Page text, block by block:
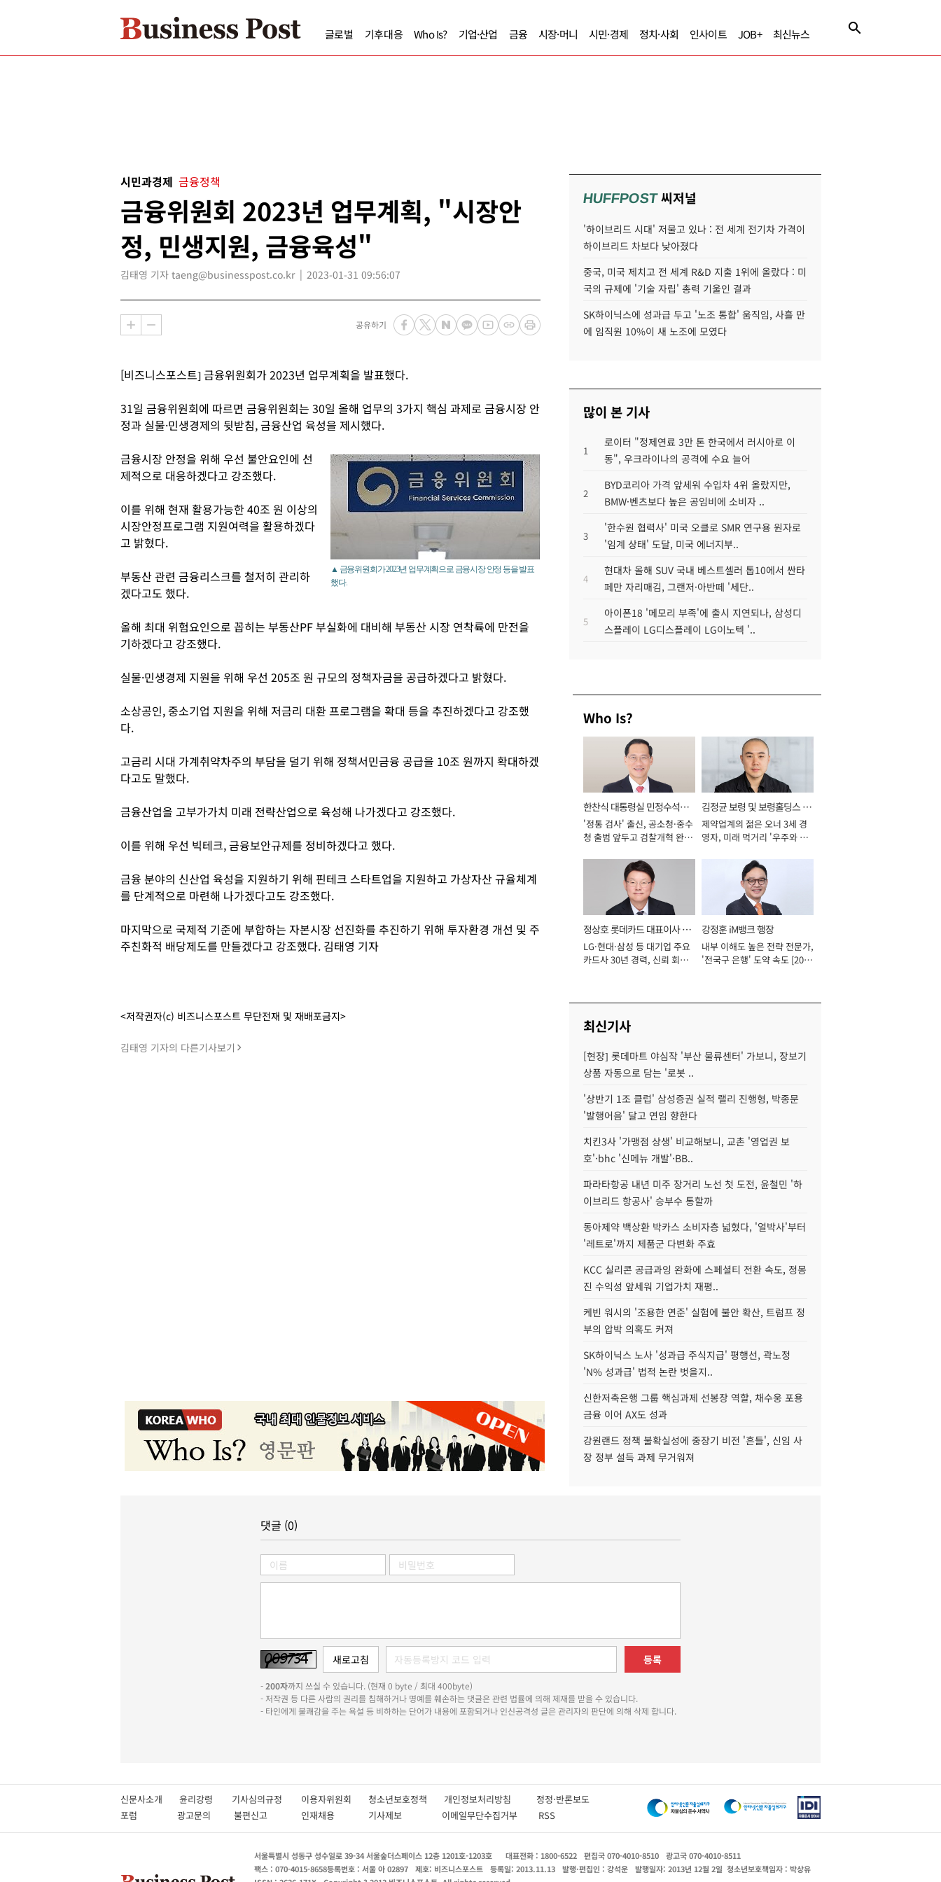
글로벌 기후대응 Who Is? 기업·산업 금융 시장·머니 시민·경제 정치·사회 인사이트 JOB+ 최신뉴스
시민과경제 금융정책
금융위원회 2023년 업무계획, "시장안
정, 민생지원, 금융육성"
김태영 기자 taeng@businesspost.co.kr 2023-01-31 09:56:07
공유하기
[비즈니스포스트] 금융위원회가 2023년 업무계획을 발표했다.
31일 금융위원회에 따르면 금융위원회는 30일 올해 업무의 3가지 핵심 과제로 금융시장 안
정과 실물·민생경제의 뒷받침, 금융산업 육성을 제시했다.
▲ 금융위원회가 2023년 업무계획으로 금융시장 안정 등을 발표
했다.
금융시장 안정을 위해 우선 불안요인에 선
제적으로 대응하겠다고 강조했다.
이를 위해 현재 활용가능한 40조 원 이상의
시장안정프로그램 지원여력을 활용하겠다
고 밝혔다.
부동산 관련 금융리스크를 철저히 관리하
겠다고도 했다.
올해 최대 위험요인으로 꼽히는 부동산PF 부실화에 대비해 부동산 시장 연착륙에 만전을
기하겠다고 강조했다.
실물·민생경제 지원을 위해 우선 205조 원 규모의 정책자금을 공급하겠다고 밝혔다.
소상공인, 중소기업 지원을 위해 저금리 대환 프로그램을 확대 등을 추진하겠다고 강조했
다.
고금리 시대 가계취약차주의 부담을 덜기 위해 정책서민금융 공급을 10조 원까지 확대하겠
다고도 말했다.
금융산업을 고부가가치 미래 전략산업으로 육성해 나가겠다고 강조했다.
이를 위해 우선 빅테크, 금융보안규제를 정비하겠다고 했다.
금융 분야의 신산업 육성을 지원하기 위해 핀테크 스타트업을 지원하고 가상자산 규율체계
를 단계적으로 마련해 나가겠다고도 강조했다.
마지막으로 국제적 기준에 부합하는 자본시장 선진화를 추진하기 위해 투자환경 개선 및 주
주친화적 배당제도를 만들겠다고 강조했다. 김태영 기자
<저작권자(c) 비즈니스포스트 무단전재 및 재배포금지>
김태영 기자의 다른기사보기
HUFFPOST씨저널
'하이브리드 시대' 저물고 있나 : 전 세계 전기차 가격이
하이브리드 차보다 낮아졌다
중국, 미국 제치고 전 세계 R&D 지출 1위에 올랐다 : 미
국의 규제에 '기술 자립' 총력 기울인 결과
SK하이닉스에 성과급 두고 '노조 통합' 움직임, 사흘 만
에 임직원 10%이 새 노조에 모였다
많이 본 기사
1
로이터 "정제연료 3만 톤 한국에서 러시아로 이
동", 우크라이나의 공격에 수요 늘어
2
BYD코리아 가격 앞세워 수입차 4위 올랐지만,
BMW·벤츠보다 높은 공임비에 소비자 ..
3
'한수원 협력사' 미국 오클로 SMR 연구용 원자로
'임계 상태' 도달, 미국 에너지부..
4
현대차 올해 SUV 국내 베스트셀러 톱10에서 싼타
페만 자리매김, 그랜저·아반떼 '세단..
5
아이폰18 '메모리 부족'에 출시 지연되나, 삼성디
스플레이 LG디스플레이 LG이노텍 '..
Who Is?
한찬식 대통령실 민정수석비
서관
'정통 검사' 출신, 공소청·중수
청 출범 앞두고 검찰개혁 완수
김정균 보령 및 보령홀딩스 대
표이사 사장
제약업계의 젊은 오너 3세 경
영자, 미래 먹거리 '우주와 헬
정상호 롯데카드 대표이사 사
장
LG·현대·삼성 등 대기업 주요
카드사 30년 경력, 신뢰 회복
강정훈 iM뱅크 행장
내부 이해도 높은 전략 전문가,
'전국구 은행' 도약 속도 [2026
최신기사
[현장] 롯데마트 야심작 '부산 물류센터' 가보니, 장보기
상품 자동으로 담는 '로봇 ..
'상반기 1조 클럽' 삼성증권 실적 랠리 진행형, 박종문
'발행어음' 달고 연임 향한다
치킨3사 '가맹점 상생' 비교해보니, 교촌 '영업권 보
호'·bhc '신메뉴 개발'·BB..
파라타항공 내년 미주 장거리 노선 첫 도전, 윤철민 '하
이브리드 항공사' 승부수 통할까
동아제약 백상환 박카스 소비자층 넓혔다, '얼박사'부터
'레트로'까지 제품군 다변화 주효
KCC 실리콘 공급과잉 완화에 스페셜티 전환 속도, 정몽
진 수익성 앞세워 기업가치 재평..
케빈 워시의 '조용한 연준' 실험에 불안 확산, 트럼프 정
부의 압박 의혹도 커져
SK하이닉스 노사 '성과급 주식지급' 평행선, 곽노정
'N% 성과급' 법적 논란 벗을지..
신한저축은행 그룹 핵심과제 선봉장 역할, 채수웅 포용
금융 이어 AX도 성과
강원랜드 정책 불확실성에 중장기 비전 '흔들', 신임 사
장 정부 설득 과제 무거워져
댓글 (0)
등록
-200자까지 쓰실 수 있습니다. (현재 0 byte / 최대 400byte)
- 저작권 등 다른 사람의 권리를 침해하거나 명예를 훼손하는 댓글은 관련 법률에 의해 제재를 받을 수 있습니다.
- 타인에게 불쾌감을 주는 욕설 등 비하하는 단어가 내용에 포함되거나 인신공격성 글은 관리자의 판단에 의해 삭제 합니다.
신문사소개 윤리강령 기사심의규정 이용자위원회 청소년보호정책 개인정보처리방침 정정·반론보도
포럼
광고문의 불편신고 인재채용 기사제보 이메일무단수집거부 RSS
서울특별시 성동구 성수일로 39-34 서울숲더스페이스 12층 1201호-1203호 대표전화 : 1800-6522 편집국 070-4010-8510
광고국 070-4010-8511
팩스 : 070-4015-8658등록번호 : 서울 아 02897 제호: 비즈니스포스트 등록일: 2013.11.13 발행·편집인 : 강석운 발행일자: 2013년 12월 2일 청소년보호책임자 : 박상유